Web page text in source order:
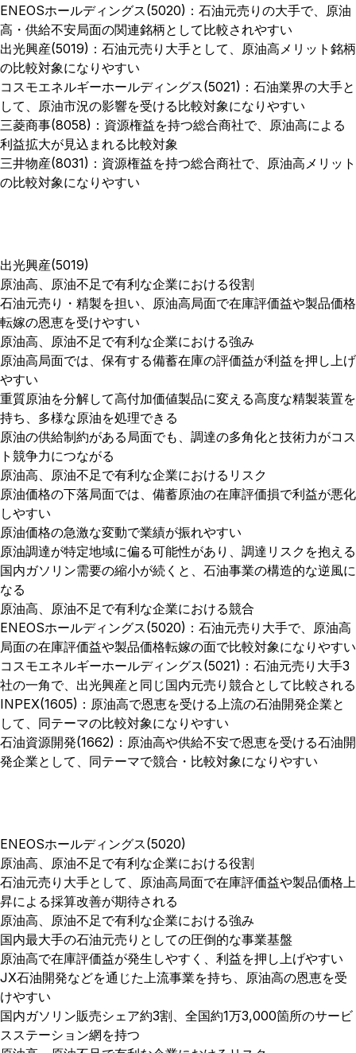
ENEOSホールディングス(5020)：石油元売りの大手で、原油
高・供給不安局面の関連銘柄として比較されやすい
出光興産(5019)：石油元売り大手として、原油高メリット銘柄
の比較対象になりやすい
コスモエネルギーホールディングス(5021)：石油業界の大手と
して、原油市況の影響を受ける比較対象になりやすい
三菱商事(8058)：資源権益を持つ総合商社で、原油高による
利益拡大が見込まれる比較対象
三井物産(8031)：資源権益を持つ総合商社で、原油高メリット
の比較対象になりやすい
出光興産(5019)
原油高、原油不足で有利な企業における役割
石油元売り・精製を担い、原油高局面で在庫評価益や製品価格
転嫁の恩恵を受けやすい
原油高、原油不足で有利な企業における強み
原油高局面では、保有する備蓄在庫の評価益が利益を押し上げ
やすい
重質原油を分解して高付加価値製品に変える高度な精製装置を
持ち、多様な原油を処理できる
原油の供給制約がある局面でも、調達の多角化と技術力がコス
ト競争力につながる
原油高、原油不足で有利な企業におけるリスク
原油価格の下落局面では、備蓄原油の在庫評価損で利益が悪化
しやすい
原油価格の急激な変動で業績が振れやすい
原油調達が特定地域に偏る可能性があり、調達リスクを抱える
国内ガソリン需要の縮小が続くと、石油事業の構造的な逆風に
なる
原油高、原油不足で有利な企業における競合
ENEOSホールディングス(5020)：石油元売り大手で、原油高
局面の在庫評価益や製品価格転嫁の面で比較対象になりやすい
コスモエネルギーホールディングス(5021)：石油元売り大手3
社の一角で、出光興産と同じ国内元売り競合として比較される
INPEX(1605)：原油高で恩恵を受ける上流の石油開発企業と
して、同テーマの比較対象になりやすい
石油資源開発(1662)：原油高や供給不安で恩恵を受ける石油開
発企業として、同テーマで競合・比較対象になりやすい
ENEOSホールディングス(5020)
原油高、原油不足で有利な企業における役割
石油元売り大手として、原油高局面で在庫評価益や製品価格上
昇による採算改善が期待される
原油高、原油不足で有利な企業における強み
国内最大手の石油元売りとしての圧倒的な事業基盤
原油高で在庫評価益が発生しやすく、利益を押し上げやすい
JX石油開発などを通じた上流事業を持ち、原油高の恩恵を受
けやすい
国内ガソリン販売シェア約3割、全国約1万3,000箇所のサービ
スステーション網を持つ